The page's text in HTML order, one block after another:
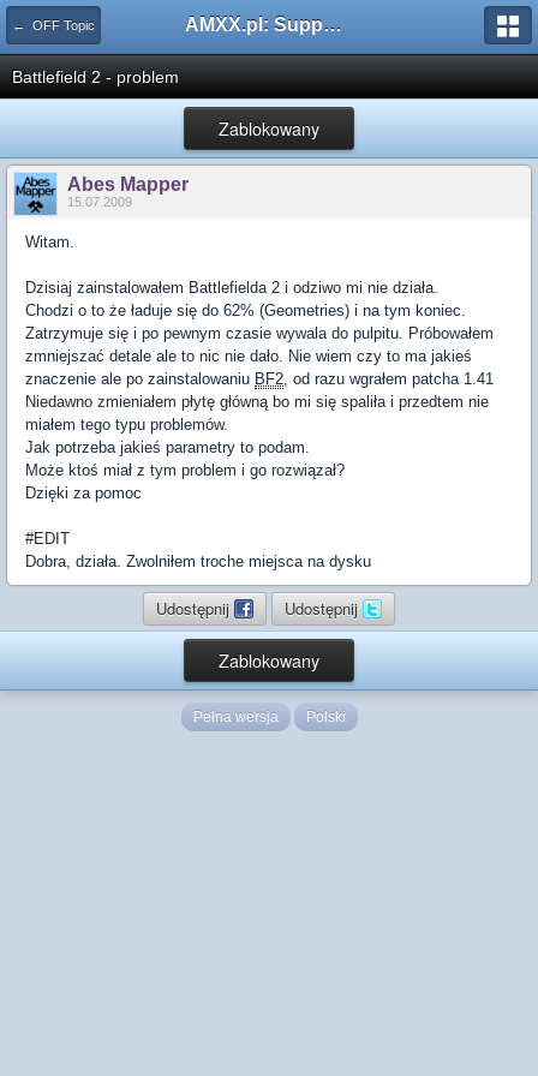
← OFF Topic AMXX.pl: Support AMX Mod X i SourceMod
Battlefield 2 - problem
Zablokowany
Abes Mapper
15.07.2009
Witam.
Dzisiaj zainstalowałem Battlefielda 2 i odziwo mi nie działa.
Chodzi o to że ładuje się do 62% (Geometries) i na tym koniec.
Zatrzymuje się i po pewnym czasie wywala do pulpitu. Próbowałem
zmniejszać detale ale to nic nie dało. Nie wiem czy to ma jakieś
znaczenie ale po zainstalowaniu BF2, od razu wgrałem patcha 1.41
Niedawno zmieniałem płytę główną bo mi się spaliła i przedtem nie
miałem tego typu problemów.
Jak potrzeba jakieś parametry to podam.
Może ktoś miał z tym problem i go rozwiązał?
Dzięki za pomoc
#EDIT
Dobra, działa. Zwolniłem troche miejsca na dysku
Udostępnij Udostępnij
Zablokowany
Pełna wersja Polski